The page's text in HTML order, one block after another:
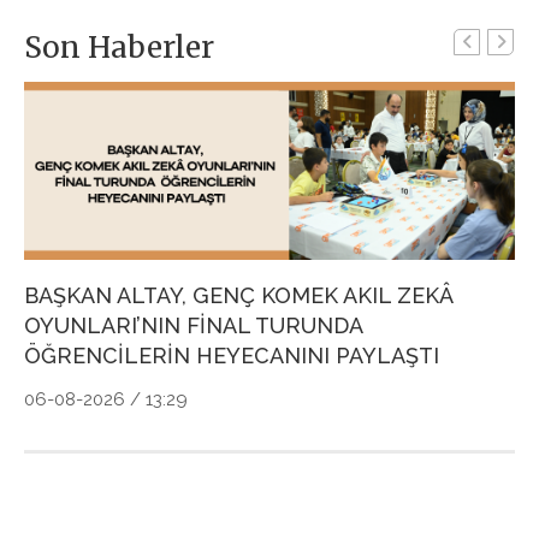
Son Haberler
BAŞKAN ALTAY, GENÇ KOMEK AKIL ZEKÂ
OYUNLARI’NIN FİNAL TURUNDA
ÖĞRENCİLERİN HEYECANINI PAYLAŞTI
06-08-2026 / 13:29